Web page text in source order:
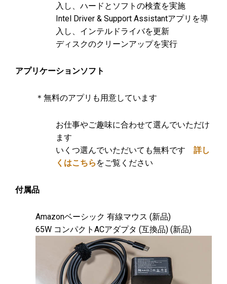
入し、ハードとソフトの検査を実施
Intel Driver & Support Assistantアプリを導
入し、インテルドライバを更新
ディスクのクリーンアップを実行
アプリケーションソフト
＊無料のアプリも用意しています
お仕事やご趣味に合わせて選んでいただけ
ます
いくつ選んでいただいても無料です 詳し
くはこちら をご覧ください
付属品
Amazonベーシック 有線マウス (新品)
65W コンパクトACアダプタ (互換品) (新品)